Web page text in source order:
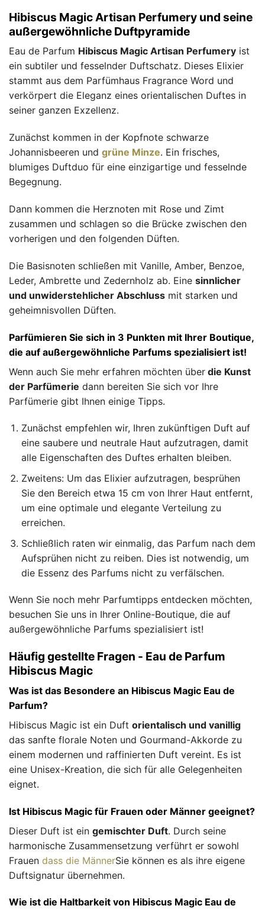
Hibiscus Magic Artisan Perfumery und seine
außergewöhnliche Duftpyramide
Eau de Parfum Hibiscus Magic Artisan Perfumery ist
ein subtiler und fesselnder Duftschatz. Dieses Elixier
stammt aus dem Parfümhaus Fragrance Word und
verkörpert die Eleganz eines orientalischen Duftes in
seiner ganzen Exzellenz.
Zunächst kommen in der Kopfnote schwarze
Johannisbeeren und grüne Minze. Ein frisches,
blumiges Duftduo für eine einzigartige und fesselnde
Begegnung.
Dann kommen die Herznoten mit Rose und Zimt
zusammen und schlagen so die Brücke zwischen den
vorherigen und den folgenden Düften.
Die Basisnoten schließen mit Vanille, Amber, Benzoe,
Leder, Ambrette und Zedernholz ab. Eine sinnlicher
und unwiderstehlicher Abschluss mit starken und
geheimnisvollen Düften.
Parfümieren Sie sich in 3 Punkten mit Ihrer Boutique,
die auf außergewöhnliche Parfums spezialisiert ist!
Wenn auch Sie mehr erfahren möchten über die Kunst
der Parfümerie dann bereiten Sie sich vor Ihre
Parfümerie gibt Ihnen einige Tipps.
Zunächst empfehlen wir, Ihren zukünftigen Duft auf
eine saubere und neutrale Haut aufzutragen, damit
alle Eigenschaften des Duftes erhalten bleiben.
Zweitens: Um das Elixier aufzutragen, besprühen
Sie den Bereich etwa 15 cm von Ihrer Haut entfernt,
um eine optimale und elegante Verteilung zu
erreichen.
Schließlich raten wir einmalig, das Parfum nach dem
Aufsprühen nicht zu reiben. Dies ist notwendig, um
die Essenz des Parfums nicht zu verfälschen.
Wenn Sie noch mehr Parfumtipps entdecken möchten,
besuchen Sie uns in Ihrer Online-Boutique, die auf
außergewöhnliche Parfums spezialisiert ist!
Häufig gestellte Fragen - Eau de Parfum
Hibiscus Magic
Was ist das Besondere an Hibiscus Magic Eau de
Parfum?
Hibiscus Magic ist ein Duft orientalisch und vanillig
das sanfte florale Noten und Gourmand-Akkorde zu
einem modernen und raffinierten Duft vereint. Es ist
eine Unisex-Kreation, die sich für alle Gelegenheiten
eignet.
Ist Hibiscus Magic für Frauen oder Männer geeignet?
Dieser Duft ist ein gemischter Duft. Durch seine
harmonische Zusammensetzung verführt er sowohl
Frauen dass die MännerSie können es als ihre eigene
Duftsignatur übernehmen.
Wie ist die Haltbarkeit von Hibiscus Magic Eau de